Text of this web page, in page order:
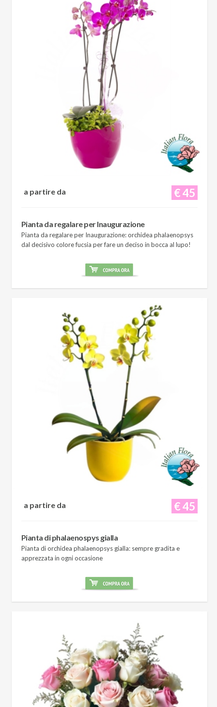
€ 45
a partire da
Pianta da regalare per Inaugurazione
Pianta da regalare per Inaugurazione: orchidea phalaenopsys
dal decisivo colore fucsia per fare un deciso in bocca al lupo!
€ 45
a partire da
Pianta di phalaenospys gialla
Pianta di orchidea phalaenopsys gialla: sempre gradita e
apprezzata in ogni occasione